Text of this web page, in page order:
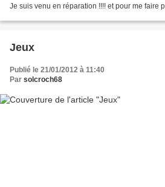
Je suis venu en réparation !!!! et pour me faire
Jeux
Publié le 21/01/2012 à 11:40
Par solcroch68